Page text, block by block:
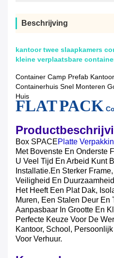
Beschrijving
kantoor twee slaapkamers
kleine verplaatsbare
Container Camp Prefab
Containerhuis Snel Monteren
Huis
FLAT PACK
Box SPACEPlatte
Met Bovenste En Onderste
U Veel Tijd En Arbeid Kunt
Installatie.en Sterker
Veiligheid En
Het Heeft Een Plat Dak,
Muren, Een Stalen Deur En
Aanpasbaar In Grootte En
Perfecte Keuze Voor De
Kantoor, School,
Voor Verhuur.